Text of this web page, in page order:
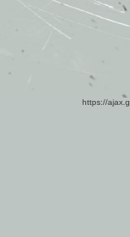
https://